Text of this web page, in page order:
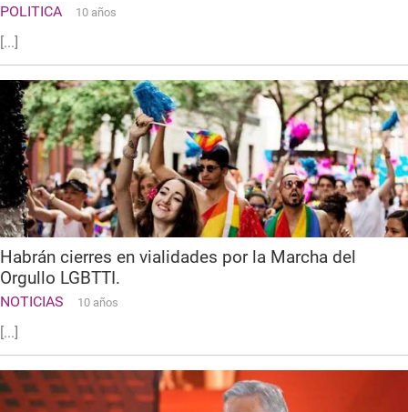
POLITICA 10 años
[...]
Habrán cierres en vialidades por la Marcha del
Orgullo LGBTTI.
NOTICIAS 10 años
[...]